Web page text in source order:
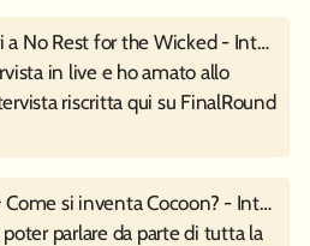
Rest for the Wicked - Intervista a Moon Studios
in live e ho amato allo
riscritta qui su FinalRound
Come si inventa Cocoon? - Intervista a Geometric Interactive
poter parlare da parte di tutta la